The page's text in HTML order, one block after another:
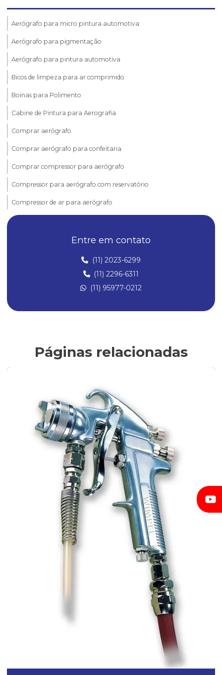
Aerógrafo para micro pintura automotiva
Aerógrafo para pigmentação
Aerógrafo para pintura automotiva
Bicos de limpeza para ar comprimido
Boinas para Polimento
Cabine de Pintura para Aerografia
Comprar aerógrafo
Comprar aerógrafo para confeitaria
Comprar compressor para aerógrafo
Compressor para aerógrafo com reservatório
Compressor de ar para aerógrafo
Compressor de ar silencioso para aerografia
Compressor para pistola de pintura
Compressores para aerografia
Compressores de ar Direto
Conexões Instantâneas
Fabricantes de conexões de latão
Filtro de ar para compressor
Filtro Lubrificador
Filtro lubrificante para compressor
Filtro regulador e lubrificador
Filtro regulador e lubrificador de ar
Interface para Roquite
Lixadeira Elétrica para Parede
Lixadeira orbital para pintura
Lixadeira roto orbital profissional
Entre em contato
(11) 2023-6299
(11) 2296-6311
(11) 95977-0212
Páginas relacionadas